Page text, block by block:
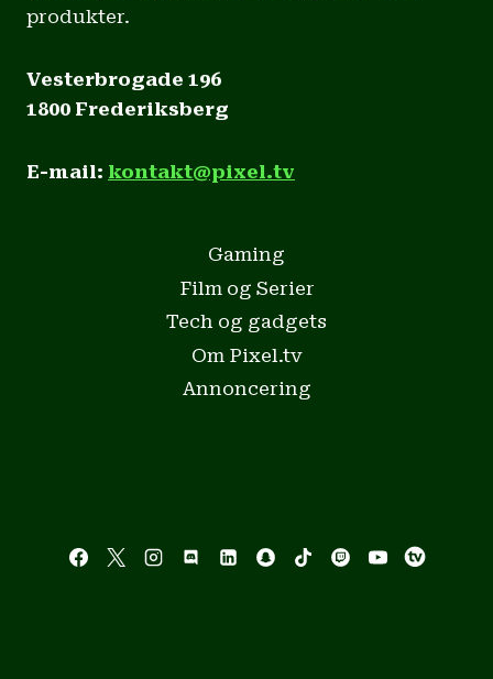
produkter.
Vesterbrogade 196
1800 Frederiksberg
E-mail: kontakt@pixel.tv
Gaming
Film og Serier
Tech og gadgets
Om Pixel.tv
Annoncering